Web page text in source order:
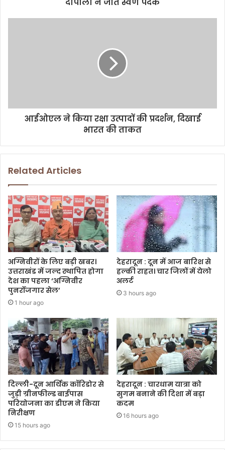
आईओएल ने किया रक्षा उत्पादों की प्रदर्शन, दिखाई
भारत की ताकत
Related Articles
अग्निवीरों के लिए बड़ी खबर।
उत्तराखंड में जल्द स्थापित होगा
देश का पहला ‘अग्निवीर
पुनर्रोजगार सेल’
1 hour ago
देहरादून : दून में आज बारिश से
हल्की राहत। चार जिलों में येलो
अलर्ट
3 hours ago
दिल्ली-दून आर्थिक कॉरिडोर से
जुड़ी ग्रीनफील्ड बाईपास
परियोजना का डीएम ने किया
निरीक्षण
15 hours ago
देहरादून : चारधाम यात्रा को
सुगम बनाने की दिशा में बड़ा
कदम
16 hours ago